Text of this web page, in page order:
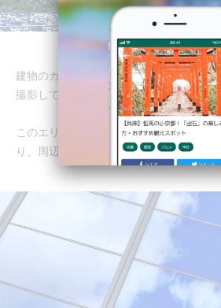
建物のガラスに空が反射して、写真映え
撮影していました。
このエリアはチケットを購入しなくても
り、周辺を散歩するだけでも楽しいです。